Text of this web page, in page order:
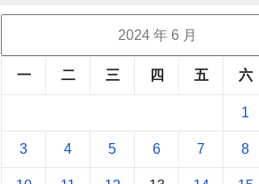
2024 年 6 月
一 二 三 四 五 六
1
3 4 5 6 7 8